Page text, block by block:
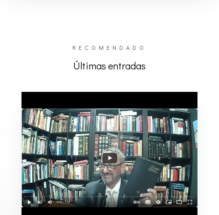
RECOMENDADO
Últimas entradas